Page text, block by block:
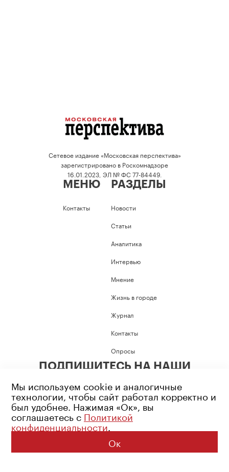
Сетевое издание «Московская перспектива»
зарегистрировано в Роскомнадзоре
16.01.2023, ЭЛ № ФС 77-84449.
МЕНЮ
Контакты
РАЗДЕЛЫ
Новости
Статьи
Аналитика
Интервью
Мнение
Жизнь в городе
Журнал
Контакты
Опросы
ПОДПИШИТЕСЬ НА НАШИ
Возрастное ограничение: 16+
Политика конфиденциальности
© 2026 Все права защищены
Мы используем cookie и аналогичные
технологии, чтобы сайт работал корректно и
был удобнее. Нажимая «Ок», вы
соглашаетесь с Политикой
конфиденциальности.
Ок